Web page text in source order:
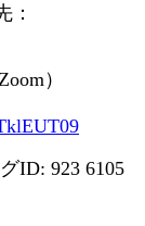
：
）
ID: 923 6105